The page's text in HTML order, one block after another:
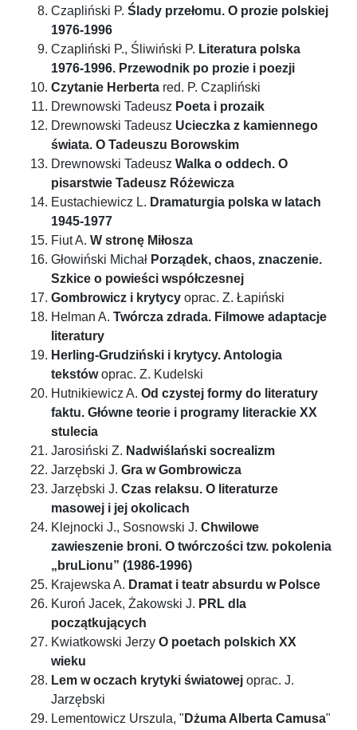
Czapliński P. Ślady przełomu. O prozie polskiej
1976-1996
Czapliński P., Śliwiński P. Literatura polska
1976-1996. Przewodnik po prozie i poezji
Czytanie Herberta red. P. Czapliński
Drewnowski Tadeusz Poeta i prozaik
Drewnowski Tadeusz Ucieczka z kamiennego
świata. O Tadeuszu Borowskim
Drewnowski Tadeusz Walka o oddech. O
pisarstwie Tadeusz Różewicza
Eustachiewicz L. Dramaturgia polska w latach
1945-1977
Fiut A. W stronę Miłosza
Głowiński Michał Porządek, chaos, znaczenie.
Szkice o powieści współczesnej
Gombrowicz i krytycy oprac. Z. Łapiński
Helman A. Twórcza zdrada. Filmowe adaptacje
literatury
Herling-Grudziński i krytycy. Antologia
tekstówoprac. Z. Kudelski
Hutnikiewicz A. Od czystej formy do literatury
faktu. Główne teorie i programy literackie XX
stulecia
Jarosiński Z. Nadwiślański socrealizm
Jarzębski J. Gra w Gombrowicza
Jarzębski J. Czas relaksu. O literaturze
masowej i jej okolicach
Klejnocki J., Sosnowski J. Chwilowe
zawieszenie broni. O twórczości tzw. pokolenia
„bruLionu” (1986-1996)
Krajewska A. Dramat i teatr absurdu w Polsce
Kuroń Jacek, Żakowski J. PRL dla
początkujących
Kwiatkowski Jerzy O poetach polskich XX
wieku
Lem w oczach krytyki światowej oprac. J.
Jarzębski
Lementowicz Urszula, " Dżuma Alberta Camusa"